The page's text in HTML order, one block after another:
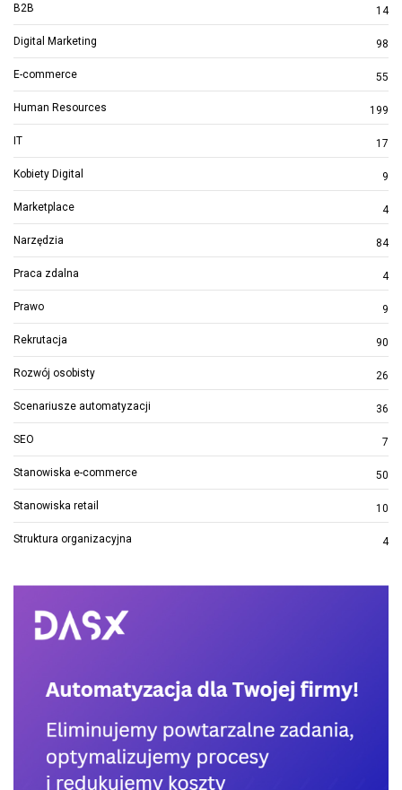
B2B 14
Digital Marketing 98
E-commerce 55
Human Resources 199
IT 17
Kobiety Digital 9
Marketplace 4
Narzędzia 84
Praca zdalna 4
Prawo 9
Rekrutacja 90
Rozwój osobisty 26
Scenariusze automatyzacji 36
SEO 7
Stanowiska e-commerce 50
Stanowiska retail 10
Struktura organizacyjna 4